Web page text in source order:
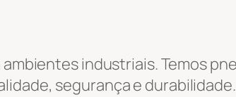
ambientes industriais. Temos
segurança e durabilidade.